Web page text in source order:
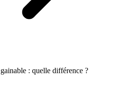
: quelle différence ?